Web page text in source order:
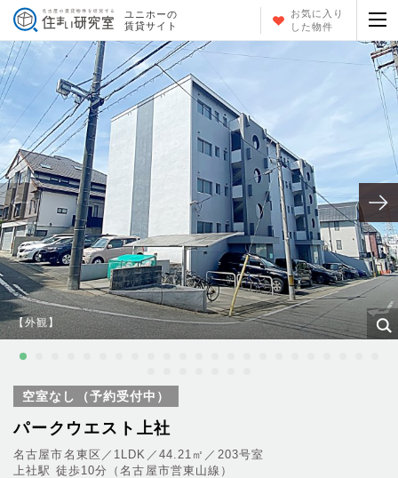
ユニホーの
賃貸サイト
お気に入り
した物件
【外観】
空室なし（予約受付中）
パークウエスト上社
名古屋市名東区／1LDK／44.21㎡／203号室
上社駅 徒歩10分（名古屋市営東山線）